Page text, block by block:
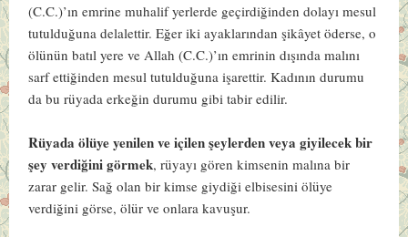
(C.C.)’ın emrine muhalif yerlerde geçirdiğinden dolayı mesul
tutulduğuna delalettir. Eğer iki ayaklarından şikâyet öderse, o
ölünün batıl yere ve Allah (C.C.)’ın emrinin dışında malını
sarf ettiğinden mesul tutulduğuna işarettir. Kadının durumu
da bu rüyada erkeğin durumu gibi tabir edilir.
Rüyada ölüye yenilen ve içilen şeylerden veya giyilecek bir
şey verdiğini görmek, rüyayı gören kimsenin malına bir
zarar gelir. Sağ olan bir kimse giydiği elbisesini ölüye
verdiğini görse, ölür ve onlara kavuşur.